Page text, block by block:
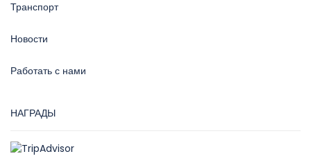
Транспорт
Новости
Работать с нами
НАГРАДЫ